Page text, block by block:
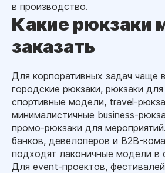
в производство.
Какие рюкзаки
заказать
Для корпоративных задач чаще
городские рюкзаки, рюкзаки
спортивные модели, travel-
минималистичные business-
промо-рюкзаки для
банков, девелоперов и B2B-
подходят лаконичные модели в
Для event-проектов,